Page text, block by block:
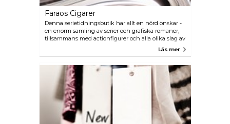
Faraos Cigarer
Denna serietidningsbutik har allt en nörd önskar -
en enorm samling av serier och grafiska romaner,
tillsammans med actionfigurer och alla olika slag av
Läs mer